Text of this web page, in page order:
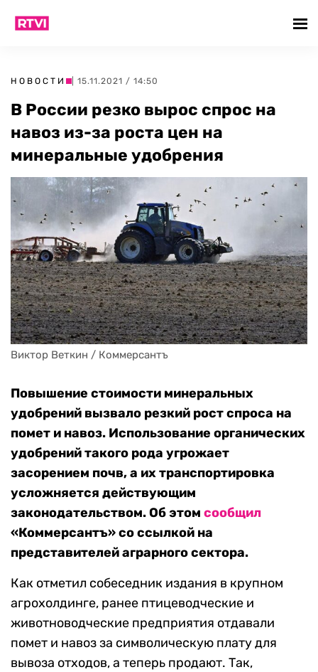
НОВОСТИ | 15.11.2021 / 14:50
В России резко вырос спрос на
навоз из-за роста цен на
минеральные удобрения
Виктор Веткин / Коммерсантъ
Повышение стоимости минеральных
удобрений вызвало резкий рост спроса на
помет и навоз. Использование органических
удобрений такого рода угрожает
засорением почв, а их транспортировка
усложняется действующим
законодательством. Об этом сообщил
«Коммерсантъ» со ссылкой на
представителей аграрного сектора.
Как отметил собеседник издания в крупном
агрохолдинге, ранее птицеводческие и
животноводческие предприятия отдавали
помет и навоз за символическую плату для
вывоза отходов, а теперь продают. Так,